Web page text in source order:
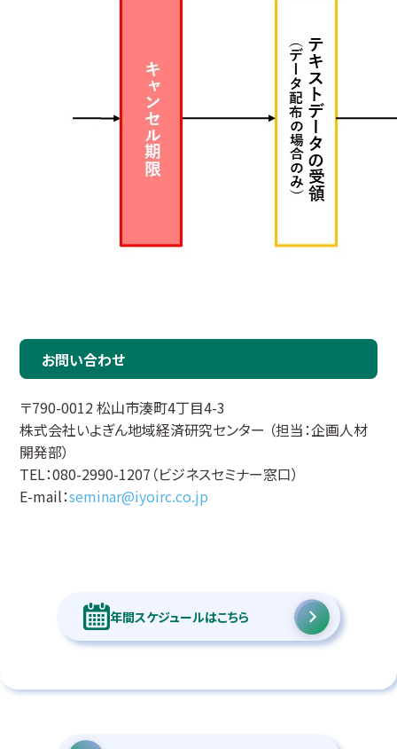
お問い合わせ
〒790-0012 松山市湊町4丁目4-3
株式会社いよぎん地域経済研究センター （担当：企画人材
開発部）
TEL：080-2990-1207（ビジネスセミナー窓口）
E-mail：seminar@iyoirc.co.jp
年間スケジュールはこちら